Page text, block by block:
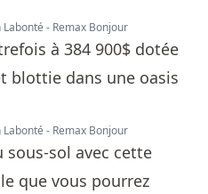
- Remax Bonjour
- Remax Bonjour
sol avec cette
que vous pourrez